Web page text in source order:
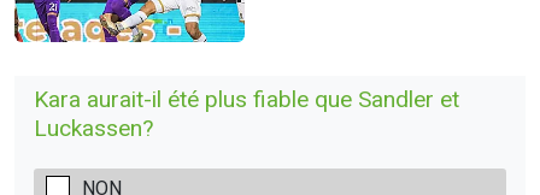
Kara aurait-il été plus fiable que Sandler et
Luckassen?
NON